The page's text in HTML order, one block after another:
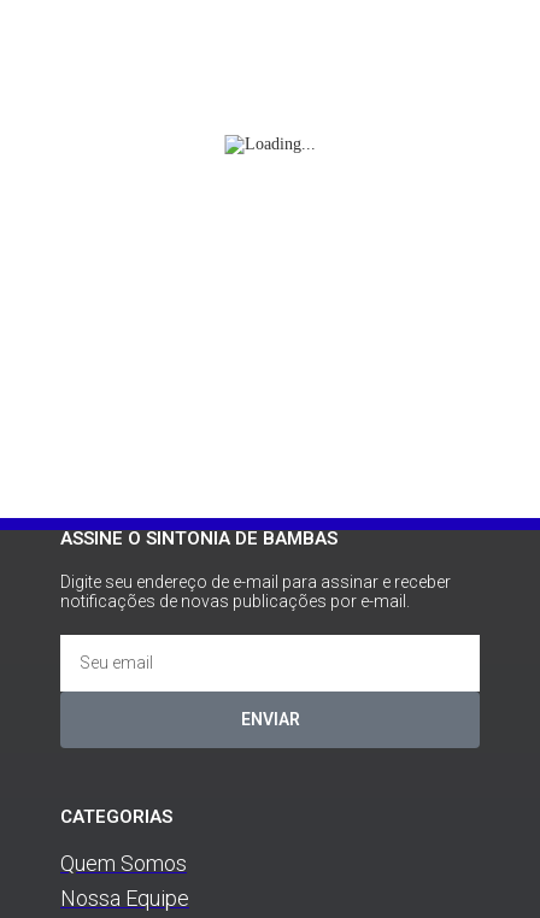
ASSINE O SINTONIA DE BAMBAS
Digite seu endereço de e-mail para assinar e receber
notificações de novas publicações por e-mail.
ENVIAR
CATEGORIAS
Quem Somos
Nossa Equipe